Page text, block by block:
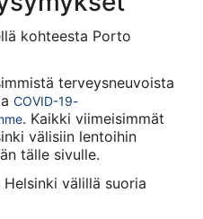
kohteesta Porto
terveysneuvoista
COVID-19-
. Kaikki viimeisimmät
välisiin lentoihin
tälle sivulle.
välillä suoria